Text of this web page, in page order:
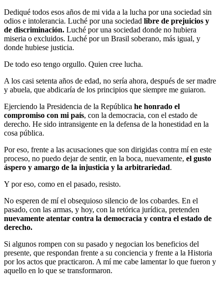
Dediqué todos esos años de mi vida a la lucha por una sociedad sin
odios e intolerancia. Luché por una sociedad libre de prejuicios y
de discriminación. Luché por una sociedad donde no hubiera
miseria o excluidos. Luché por un Brasil soberano, más igual, y
donde hubiese justicia.
De todo eso tengo orgullo. Quien cree lucha.
A los casi setenta años de edad, no sería ahora, después de ser madre
y abuela, que abdicaría de los principios que siempre me guiaron.
Ejerciendo la Presidencia de la República he honrado el
compromiso con mi país, con la democracia, con el estado de
derecho. He sido intransigente en la defensa de la honestidad en la
cosa pública.
Por eso, frente a las acusaciones que son dirigidas contra mí en este
proceso, no puedo dejar de sentir, en la boca, nuevamente, el gusto
áspero y amargo de la injusticia y la arbitrariedad.
Y por eso, como en el pasado, resisto.
No esperen de mí el obsequioso silencio de los cobardes. En el
pasado, con las armas, y hoy, con la retórica jurídica, pretenden
nuevamente atentar contra la democracia y contra el estado de
derecho.
Si algunos rompen con su pasado y negocian los beneficios del
presente, que respondan frente a su conciencia y frente a la Historia
por los actos que practicaron. A mí me cabe lamentar lo que fueron y
aquello en lo que se transformaron.